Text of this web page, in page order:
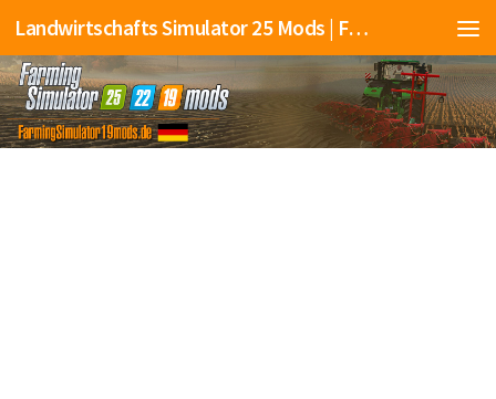
Landwirtschafts Simulator 25 Mods | Farming Simulator 25 Mods | FS25 Mods